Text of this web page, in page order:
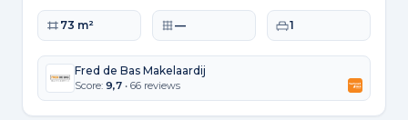
Woonoppervlakte
73 m² Perceeloppervlakte
— Slaapkamers
1
Fred de Bas Makelaardij
Score: 9,7 • 66 reviews